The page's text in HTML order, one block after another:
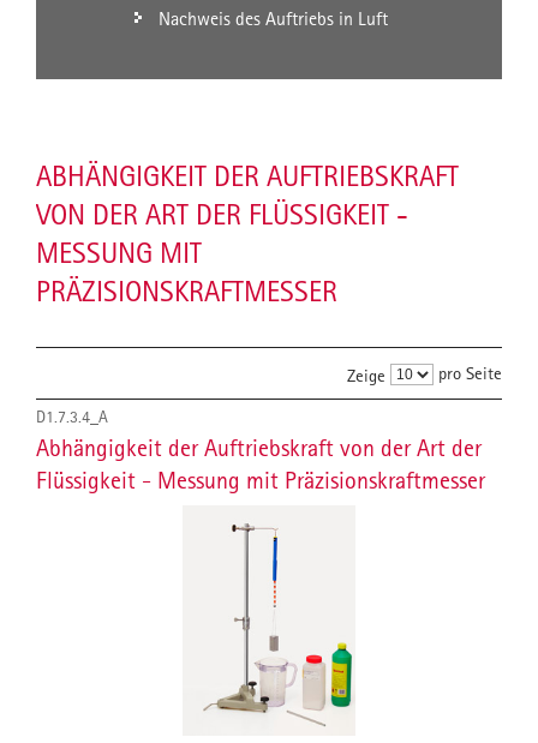
Nachweis des Auftriebs in Luft
ABHÄNGIGKEIT DER AUFTRIEBSKRAFT
VON DER ART DER FLÜSSIGKEIT -
MESSUNG MIT
PRÄZISIONSKRAFTMESSER
Zeige pro Seite
D1.7.3.4_A
Abhängigkeit der Auftriebskraft von der Art der
Flüssigkeit - Messung mit Präzisionskraftmesser